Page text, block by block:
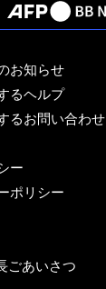
お知らせ
るヘルプ
るお問い合わせ
ー
ポリシー
ごあいさつ